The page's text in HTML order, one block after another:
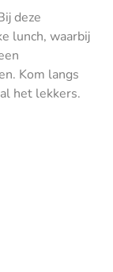
deze
lunch, waarbij
Kom langs
het lekkers.